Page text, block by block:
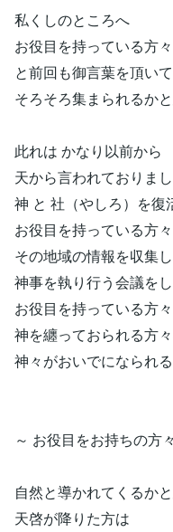
私くしのところへ
お役目を持っている方
と前回も御言葉を頂い
そろそろ集まられるか
此れは かなり以前から
天から言われておりま
神 と 社（やしろ）を復
お役目を持っている方
その地域の情報を収集
神事を執り行う会議を
お役目を持っている方
神を纏っておられる方
神々がおいでになられ
～ お役目をお持ちの方
自然と導かれてくるか
天啓が降りた方は